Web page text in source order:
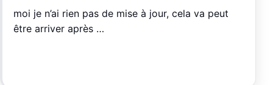
moi je n’ai rien pas de mise à jour, cela va peut
être arriver après …